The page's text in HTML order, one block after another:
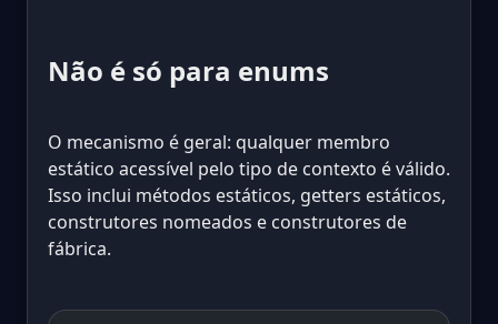
Não é só para enums
O mecanismo é geral: qualquer membro
estático acessível pelo tipo de contexto é válido.
Isso inclui métodos estáticos, getters estáticos,
construtores nomeados e construtores de
fábrica.